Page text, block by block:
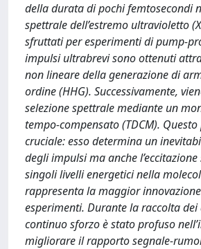
della durata di pochi femtosecondi
spettrale dell’estremo ultravioletto
sfruttati per esperimenti di pump-
impulsi ultrabrevi sono ottenuti
non lineare della generazione di
ordine (HHG). Successivamente,
selezione spettrale mediante un
tempo-compensato (TDCM).
cruciale: esso determina un
degli impulsi ma anche
singoli livelli energetici nella
rappresenta la maggior
esperimenti. Durante la raccolta
continuo sforzo è stato profuso
migliorare il rapporto segnale-